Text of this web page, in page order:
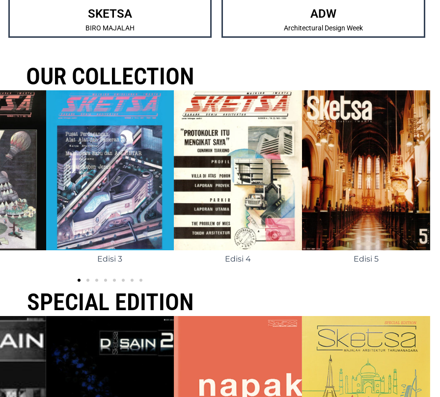
SKETSA
BIRO MAJALAH
ABOUT US ADW
Architectural Design Week
ABOUT US
OUR COLLECTION
Edisi 8 Edisi 9 Edisi 10
SPECIAL EDITION